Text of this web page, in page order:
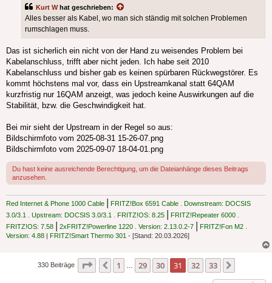
Kurt What geschrieben:
Alles besser als Kabel, wo man sich ständig mit solchen Problemen
rumschlagen muss.
Das ist sicherlich ein nicht von der Hand zu weisendes Problem bei
Kabelanschluss, trifft aber nicht jeden. Ich habe seit 2010
Kabelanschluss und bisher gab es keinen spürbaren Rückwegstörer. Es
kommt höchstens mal vor, dass ein Upstreamkanal statt 64QAM
kurzfristig nur 16QAM anzeigt, was jedoch keine Auswirkungen auf die
Stabilität, bzw. die Geschwindigkeit hat.
Bei mir sieht der Upstream in der Regel so aus:
Bildschirmfoto vom 2025-08-31 15-26-07.png
Bildschirmfoto vom 2025-09-07 18-04-01.png
Du hast keine ausreichende Berechtigung, um die Dateianhänge dieses Beitrags
anzusehen.
Red Internet & Phone 1000 Cable | FRITZ!Box 6591 Cable . Downstream: DOCSIS
3.0/3.1 . Upstream: DOCSIS 3.0/3.1 . FRITZ!OS: 8.25 | FRITZ!Repeater 6000 .
FRITZ!OS: 7.58 | 2xFRITZ!Powerline 1220 . Version: 2.13.0.2-7 | FRITZ!Fon M2 .
Version: 4.88 | FRITZ!Smart Thermo 301 - [Stand: 20.03.2026]
330 Beiträge Seite 31 von 33
Vorherige
1 29 30 31 32 33